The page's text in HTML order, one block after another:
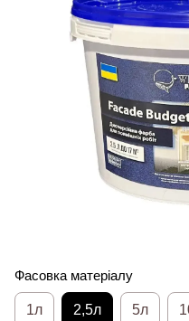
Фасовка матеріалу
1л 2,5л 5л